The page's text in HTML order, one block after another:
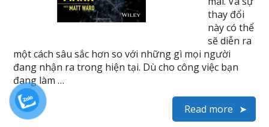
thay đổi
này có thể
sẽ diễn ra
một cách sâu sắc hơn so với những gì mọi người
đang nhận ra trong hiện tại. Dù cho công việc bạn
đang làm …
Read more